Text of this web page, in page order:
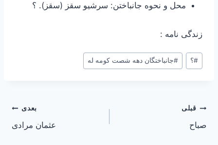
محل و نحوه جانباختن: سرشیو سقز (سقز). ؟
زندگی نامه :
#؟ #جانباختگان دهه شصت کومه له
راهبری
نوشته
قبلی
صباح
بعدی
عثمان مرادی